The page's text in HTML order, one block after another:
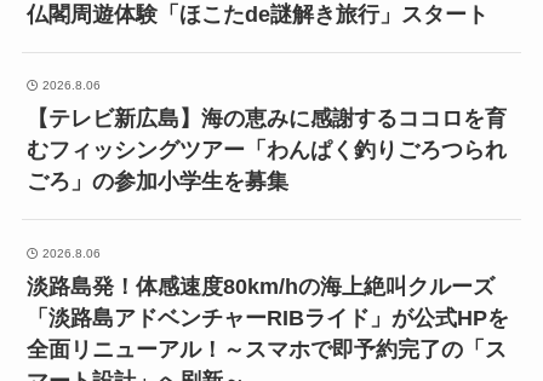
仏閣周遊体験「ほこたde謎解き旅行」スタート
2026.8.06
【テレビ新広島】海の恵みに感謝するココロを育
むフィッシングツアー「わんぱく釣りごろつられ
ごろ」の参加小学生を募集
2026.8.06
淡路島発！体感速度80km/hの海上絶叫クルーズ
「淡路島アドベンチャーRIBライド」が公式HPを
全面リニューアル！～スマホで即予約完了の「ス